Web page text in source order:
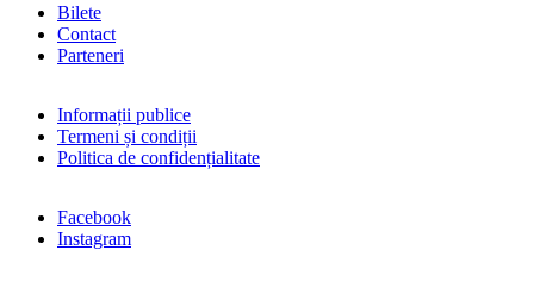
Bilete
Contact
Parteneri
Informații publice
Termeni și condiții
Politica de confidențialitate
Facebook
Instagram